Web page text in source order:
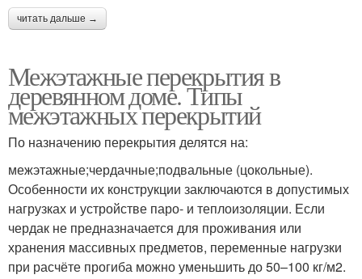
читать дальше →
Межэтажные перекрытия в
деревянном доме. Типы
межэтажных перекрытий
По назначению перекрытия делятся на:
межэтажные;чердачные;подвальные (цокольные).
Особенности их конструкции заключаются в допустимых
нагрузках и устройстве паро- и теплоизоляции. Если
чердак не предназначается для проживания или
хранения массивных предметов, переменные нагрузки
при расчёте прогиба можно уменьшить до 50–100 кг/м2.